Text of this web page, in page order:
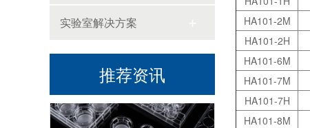
HA101-2M
HA101-2H
HA101-6M
HA101-7M
HA101-7H
HA101-8M
实验室解决方案
推荐资讯